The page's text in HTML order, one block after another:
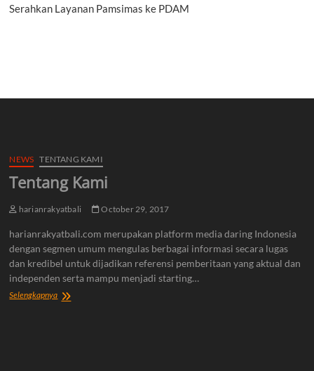
Serahkan Layanan Pamsimas ke PDAM
NEWS TENTANG KAMI
Tentang Kami
harianrakyatbali October 29, 2017
harianrakyatbali.com merupakan platform media daring Indonesia
dengan segmen umum mengulas berbagai informasi secara lugas
dan kredibel untuk dijadikan referensi pemberitaan yang aktual dan
independen serta mampu menjadi starting…
SelengkapnyaTentang